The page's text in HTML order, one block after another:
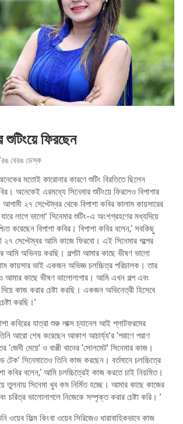
শুটিংয়ে ফিরছেন
রঙ বেরঙ ডেস্ক
মতোই কারোনার কারণে শুটিং বিরতিতে ছিলেন
অনেকেই এরমধ্যে সিনেমার শুটিংয়ে ফিরলেও বিপাশার
২৭ সেপ্টেম্বর থেকে বিপাশা কবির কালাম কায়সারের
যারে লাগে ভালো’ সিনেমার শুটিং-এ অংশগ্রহণের মধ্যদিয়ে
করেছেন বিপাশা কবির। বিপাশা কবির বলেন,‘ সবকিছু
২৭ সেপ্টেম্বর আমি কাজে ফিরবো। এই সিনেমার গল্পের
আমি অভিনয় করছি। গল্পটা আমার কাছে ভীষণ ভালো
কায়সার ভাই একজন অভিজ্ঞ চলচ্চিত্র পরিচালক। তার
আমার কাছে ভীষণ ভালোলাগার। আমি এখন গল্প এবং
কাজ করার চেষ্টা করছি। একজন অভিনেত্রী হিসেবে
করছি।’
কবিরের যাত্রা শুরু লাক্স চ্যানেল আই প্লাটফরমের
আরো শেষ করেছেন আকাশ আচার্য্য’র ‘পরাণে পরাণ
‘জেদী মেয়ে’ ও বাপ্পী খানের ‘সোলমেট’ সিনেমার কাজ।
টেক’ সিনেমাতেও তিনি কাজ করছেন। বর্তমানে চলচ্চিত্রে
কবির বলেন,‘ আমি চলচ্চিত্রেই কাজ করতে চাই নিয়মিত।
তুলনায় সিনেমা খুব কম নির্মিত হচ্ছে। আমার কাছে কাজের
চরিত্র ভালোলাগলে নিজেকে সম্পৃক্ত করার চেষ্টা করি। ’
ওয়েব ফিল্ম কিংবা ওয়েব সিরিজেও ধারাবাহিকভাবে কাজ